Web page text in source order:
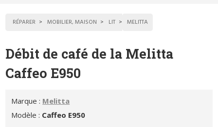
RÉPARER MOBILIER, MAISON LIT MELITTA
Débit de café de la Melitta
Caffeo E950
Marque : Melitta
Modèle : Caffeo E950